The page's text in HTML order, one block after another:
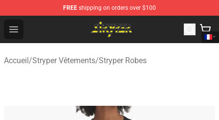
FREE shipping on orders over $100
Open menu
Stryper Store - Official Stryper Merchandise Shop
Accueil/Stryper Vêtements/Stryper Robes